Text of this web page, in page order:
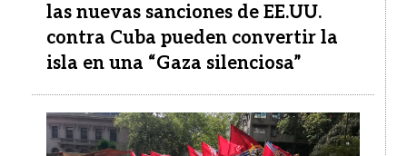
las nuevas sanciones de EE.UU.
contra Cuba pueden convertir la
isla en una “Gaza silenciosa”
Imagen